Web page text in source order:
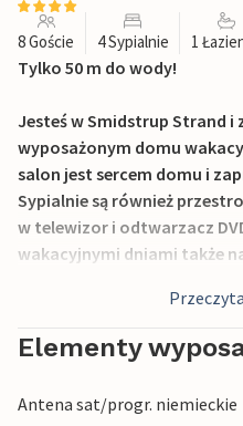
8 Goście 4 Sypialnie 1
Tylko 50 m do wody!
Jesteś w Smidstrup Strand i
wyposażonym domu
salon jest sercem domu i
Sypialnie są również
w telewizor i odtwarzacz
wakacyjnymi dniami także
W okolicy piękny nadmorski
spacery. Odwiedź również
Elementy
Antena sat/progr. niemieckie